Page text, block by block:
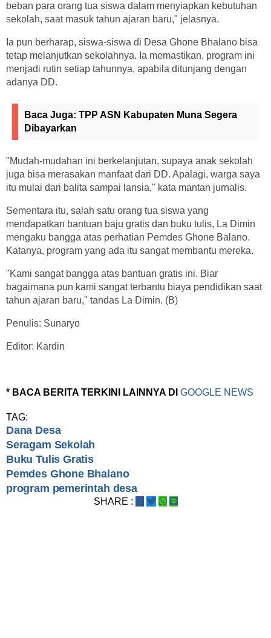
beban para orang tua siswa dalam menyiapkan kebutuhan
sekolah, saat masuk tahun ajaran baru," jelasnya.
Ia pun berharap, siswa-siswa di Desa Ghone Bhalano bisa
tetap melanjutkan sekolahnya. Ia memastikan, program ini
menjadi rutin setiap tahunnya, apabila ditunjang dengan
adanya DD.
Baca Juga: TPP ASN Kabupaten Muna Segera
Dibayarkan
"Mudah-mudahan ini berkelanjutan, supaya anak sekolah
juga bisa merasakan manfaat dari DD. Apalagi, warga saya
itu mulai dari balita sampai lansia," kata mantan jurnalis.
Sementara itu, salah satu orang tua siswa yang
mendapatkan bantuan baju gratis dan buku tulis, La Dimin
mengaku bangga atas perhatian Pemdes Ghone Balano.
Katanya, program yang ada itu sangat membantu mereka.
"Kami sangat bangga atas bantuan gratis ini. Biar
bagaimana pun kami sangat terbantu biaya pendidikan saat
tahun ajaran baru," tandas La Dimin. (B)
Penulis: Sunaryo
Editor: Kardin
* BACA BERITA TERKINI LAINNYA DI GOOGLE NEWS
TAG:
Dana Desa
Seragam Sekolah
Buku Tulis Gratis
Pemdes Ghone Bhalano
program pemerintah desa
SHARE :